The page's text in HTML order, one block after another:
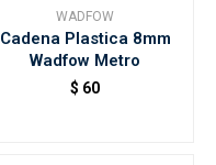
WADFOW
Cadena Plastica 8mm
Wadfow Metro
$ 60